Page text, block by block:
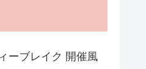
ーブレイク 開催風